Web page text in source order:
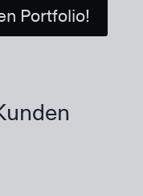
Portfolio!